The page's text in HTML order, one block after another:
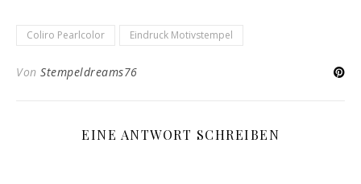
Coliro Pearlcolor Eindruck Motivstempel
Von Stempeldreams76
EINE ANTWORT SCHREIBEN